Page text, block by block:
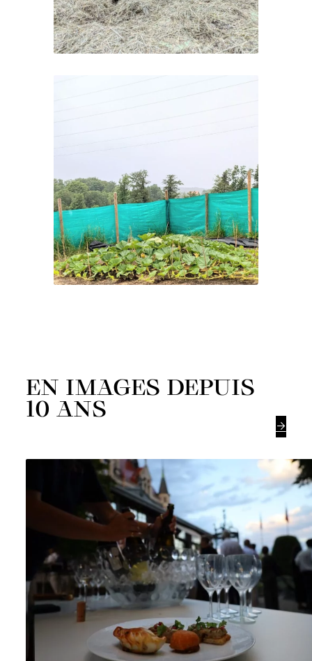
EN IMAGES DEPUIS
10 ANS
